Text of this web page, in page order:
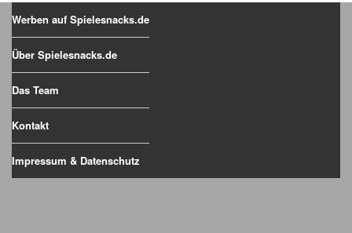
Werben auf Spielesnacks.de
Über Spielesnacks.de
Das Team
Kontakt
Impressum & Datenschutz